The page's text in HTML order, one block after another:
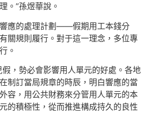
。”孫煜華說。
應的處理計劃——假期用工本錢分
關規則履行。對于這一理念，多位專
。
假，勢必會影響用人單元的好處。各地
制訂當局規章的時辰，明白響應的當
容，用公共財務來分管用人單元的本
的積極性，從而推進構成持久的良性